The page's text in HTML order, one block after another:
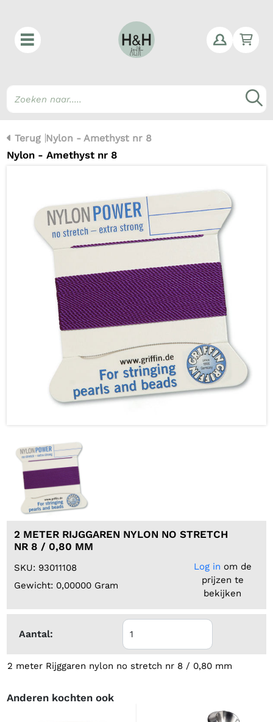
Terug Nylon - Amethyst nr 8
Nylon - Amethyst nr 8
2 METER RIJGGAREN NYLON NO STRETCH
NR 8 / 0,80 MM
SKU: 93011108
Gewicht: 0,00000 Gram
Log in om de
prijzen te
bekijken
Aantal:
2 meter Rijggaren nylon no stretch nr 8 / 0,80 mm
Anderen kochten ook